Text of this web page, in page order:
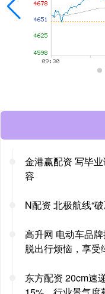
金港赢配资 写毕
容
N配资 北极航线“
高升网 电动车品
脱出行烦恼，享受
东方配资 20cm速